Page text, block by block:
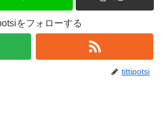
をフォローする
tittipotsi